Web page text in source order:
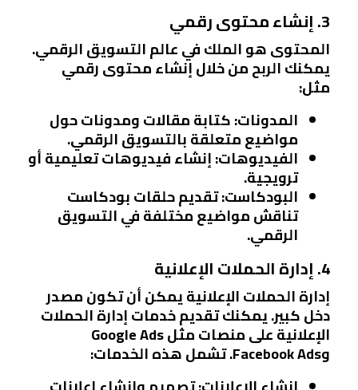
3. إنشاء محتوى رقمي
المحتوى هو الملك في عالم التسويق الرقمي.
يمكنك الربح من خلال إنشاء محتوى رقمي
مثل:
المدونات: كتابة مقالات ومدونات حول
مواضيع متعلقة بالتسويق الرقمي.
الفيديوهات: إنشاء فيديوهات تعليمية أو
ترويجية.
البودكاست: تقديم حلقات بودكاست
تناقش مواضيع مختلفة في التسويق
الرقمي.
4. إدارة الحملات الإعلانية
إدارة الحملات الإعلانية يمكن أن تكون مصدر
دخل كبير. يمكنك تقديم خدمات إدارة الحملات
الإعلانية على منصات مثل Google Ads
وFacebook Ads. تشمل هذه الخدمات: